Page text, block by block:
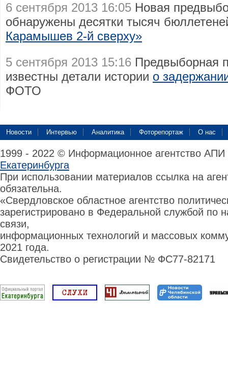
6 сентября 2013 16:05 Новая
обнаружены десятки тысяч
Карамышев 2-й сверху»
5 сентября 2013 15:16 Предвыборная
известны детали истории о
ФОТО
Новости Интервью Аналитика Фоторепортаж О нас
1999 - 2022 © Информационное агентство
Екатеринбурга
При использовании материалов ссылка на
обязательна.
«Свердловское областное агентство
зарегистрировано в Федеральной службой по
связи,
информационных технологий и массовых
2021 года.
Свидетельство о регистрации № ФС77-82171